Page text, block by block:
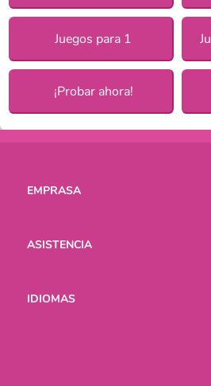
Juegos para 1
¡Probar ahora!
EMPRASA
ASISTENCIA
IDIOMAS